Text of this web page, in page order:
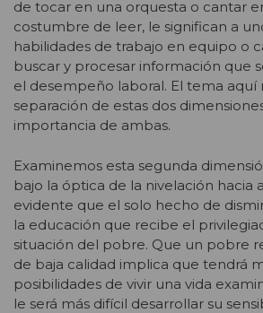
de tocar en una orquesta o cantar
costumbre de leer, le significan a
habilidades de trabajo en equipo o
buscar y procesar información que
el desempeño laboral. El tema aquí
separación de estas dos
importancia de ambas.
Examinemos esta segunda
bajo la óptica de la nivelación hacia
evidente que el solo hecho de
la educación que recibe el
situación del pobre. Que un pobre
de baja calidad implica que tendrá
posibilidades de vivir una vida
le será más difícil desarrollar su